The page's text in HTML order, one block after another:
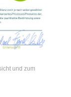
und zum